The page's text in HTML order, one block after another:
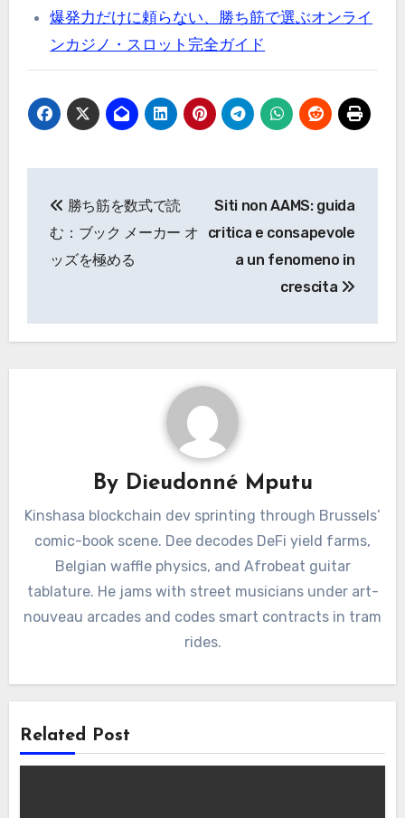
爆発力だけに頼らない、勝ち筋で選ぶオンライ
ンカジノ・スロット完全ガイド
navigation
勝ち筋を数式で読
む：ブック メーカー オ
ッズを極める
Siti non AAMS: guida
critica e consapevole
a un fenomeno in
crescita
By Dieudonné Mputu
Kinshasa blockchain dev sprinting through Brussels’
comic-book scene. Dee decodes DeFi yield farms,
Belgian waffle physics, and Afrobeat guitar
tablature. He jams with street musicians under art-
nouveau arcades and codes smart contracts in tram
rides.
Related Post